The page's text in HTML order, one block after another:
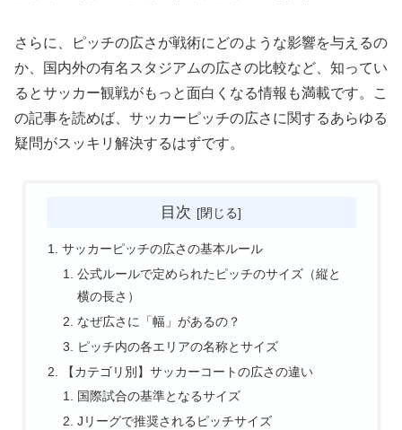
さらに、ピッチの広さが戦術にどのような影響を与えるの
か、国内外の有名スタジアムの広さの比較など、知ってい
るとサッカー観戦がもっと面白くなる情報も満載です。こ
の記事を読めば、サッカーピッチの広さに関するあらゆる
疑問がスッキリ解決するはずです。
目次
サッカーピッチの広さの基本ルール
公式ルールで定められたピッチのサイズ（縦と
横の長さ）
なぜ広さに「幅」があるの？
ピッチ内の各エリアの名称とサイズ
【カテゴリ別】サッカーコートの広さの違い
国際試合の基準となるサイズ
Jリーグで推奨されるピッチサイズ